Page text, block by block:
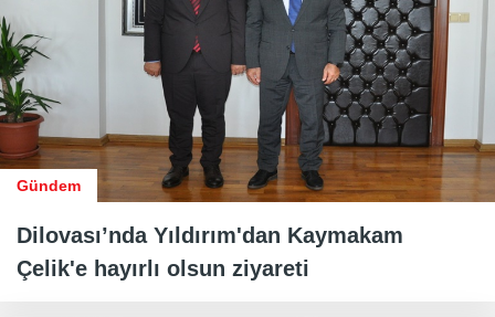
Gündem
Dilovası’nda Yıldırım'dan Kaymakam
Çelik'e hayırlı olsun ziyareti